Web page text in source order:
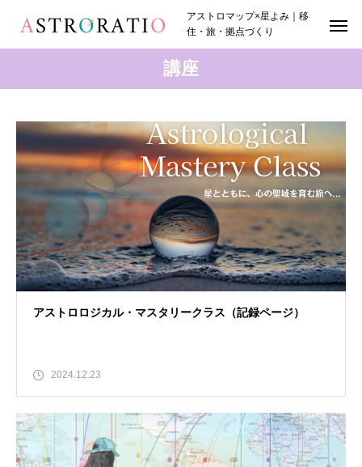
アストロマップ×星よみ｜移
住・旅・拠点づくり
講座
アストロロジカル・マスタリークラス（記録ページ）
2024.12.23